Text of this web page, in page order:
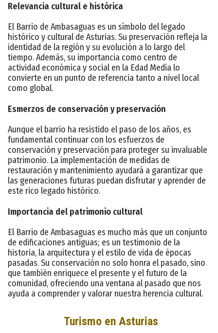
Relevancia cultural e histórica
El Barrio de Ambasaguas es un símbolo del legado
histórico y cultural de Asturias. Su preservación refleja la
identidad de la región y su evolución a lo largo del
tiempo. Además, su importancia como centro de
actividad económica y social en la Edad Media lo
convierte en un punto de referencia tanto a nivel local
como global.
Esmerzos de conservación y preservación
Aunque el barrio ha resistido el paso de los años, es
fundamental continuar con los esfuerzos de
conservación y preservación para proteger su invaluable
patrimonio. La implementación de medidas de
restauración y mantenimiento ayudará a garantizar que
las generaciones futuras puedan disfrutar y aprender de
este rico legado histórico.
Importancia del patrimonio cultural
El Barrio de Ambasaguas es mucho más que un conjunto
de edificaciones antiguas; es un testimonio de la
historia, la arquitectura y el estilo de vida de épocas
pasadas. Su conservación no solo honra el pasado, sino
que también enriquece el presente y el futuro de la
comunidad, ofreciendo una ventana al pasado que nos
ayuda a comprender y valorar nuestra herencia cultural.